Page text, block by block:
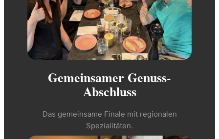
Gemeinsamer Genuss-
Abschluss
Das gemeinsame Finale mit regionalen
Spezialitäten.